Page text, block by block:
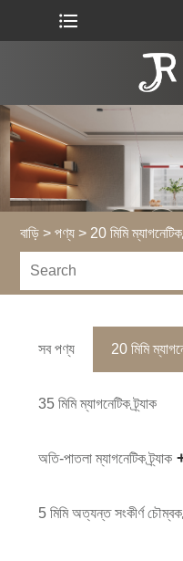
বাড়ি > পণ্য > 20 মিমি ম্যাগনেটিক
সব পণ্য 20 মিমি
35 মিমি ম্যাগনেটিক ট্র্যাক
অতি-পাতলা ম্যাগনেটিক ট্র্যাক
5 মিমি অত্যন্ত সংকীর্ণ